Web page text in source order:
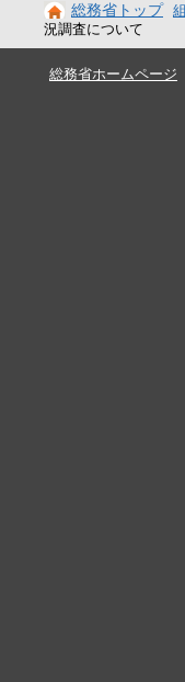
総務省トップ
況調査について
総務省ホームページ